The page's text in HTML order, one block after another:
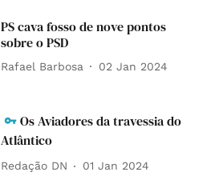
PS cava fosso de nove pontos
sobre o PSD
Rafael Barbosa 02 Jan 2024
Os Aviadores da travessia do
Atlântico
Redação DN 01 Jan 2024